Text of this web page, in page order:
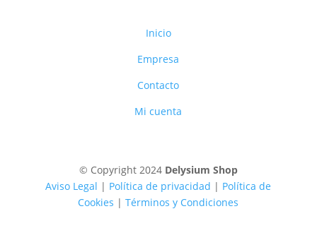
Inicio
Empresa
Contacto
Mi cuenta
© Copyright 2024 Delysium Shop
Aviso Legal | Política de privacidad | Política de
Cookies |Términos y Condiciones